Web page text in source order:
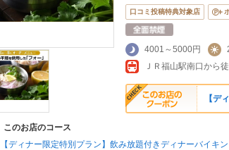
口コミ投稿特典対象店
4001～5000円
ＪＲ福山駅南口から
【デ
このお店のコース
【ディナー限定特別プラン】飲み放題付きディナーバイキン